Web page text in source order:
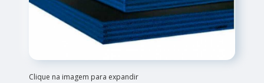
Clique na imagem para expandir